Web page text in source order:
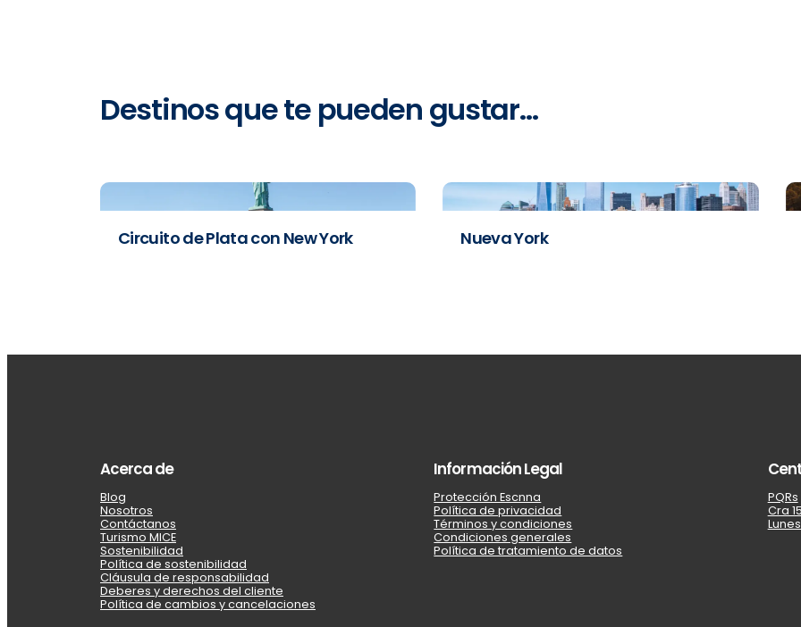
Destinos que te pueden gustar…
Circuito de Plata con New York Nueva York
Acerca de
Blog
Nosotros
Contáctanos
Turismo MICE
Sostenibilidad
Política de sostenibilidad
Cláusula de responsabilidad
Deberes y derechos del cliente
Política de cambios y cancelaciones
Información Legal
Protección Escnna
Política de privacidad
Términos y condiciones
Condiciones generales
Política de tratamiento de datos
PQRs
Cra